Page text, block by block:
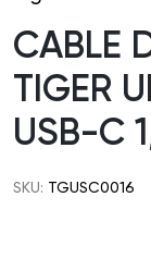
CABLE
TIGER
USB-C
SKU: TGUSC0016